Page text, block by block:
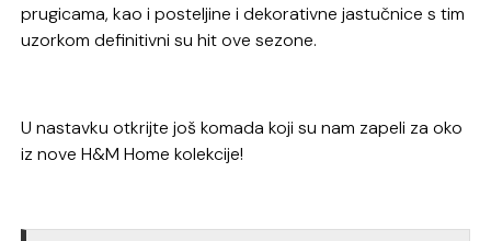
prugicama, kao i posteljine i dekorativne jastučnice s tim
uzorkom definitivni su hit ove sezone.
U nastavku otkrijte još komada koji su nam zapeli za oko
iz nove H&M Home kolekcije!